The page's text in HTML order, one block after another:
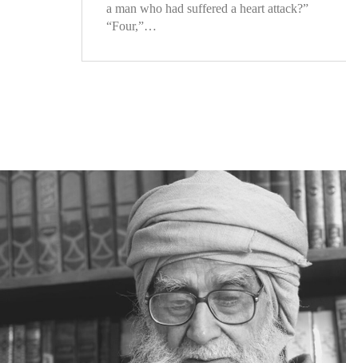
a man who had suffered a heart attack?”
“Four,”…